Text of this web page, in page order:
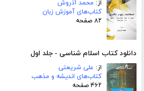
از: محمد آذروش
کتاب‌های آموزش زبان
۸۲ صفحه
دانلود کتاب اسلام شناسی - جلد اول
از: علی شریعتی
کتاب‌های اندیشه و مذهب
۴۶۲ صفحه